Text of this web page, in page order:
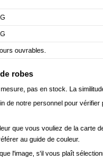
ouvrables.
robes
pas en stock. La
de notre personnel pour
que vous vouliez de la carte
au guide de couleur.
l'image, s'il vous plaît